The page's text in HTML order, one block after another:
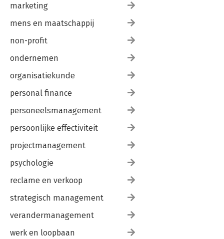
marketing
mens en maatschappij
non-profit
ondernemen
organisatiekunde
personal finance
personeelsmanagement
persoonlijke effectiviteit
projectmanagement
psychologie
reclame en verkoop
strategisch management
verandermanagement
werk en loopbaan